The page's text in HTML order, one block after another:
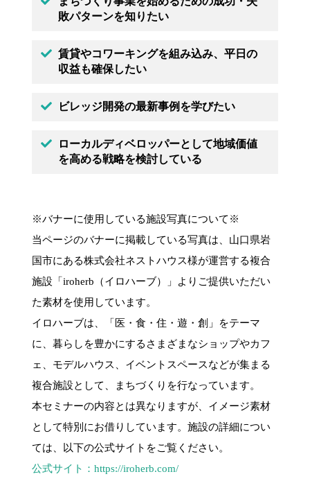
敗パターンを知りたい
賃貸やコワーキングを組み込み、平日の
収益も確保したい
ビレッジ開発の最新事例を学びたい
ローカルディベロッパーとして地域価値
を高める戦略を検討している
※バナーに使用している施設写真について※
当ページのバナーに掲載している写真は、山口県岩
国市にある株式会社ネストハウス様が運営する複合
施設「iroherb（イロハーブ）」よりご提供いただい
た素材を使用しています。
イロハーブは、「医・食・住・遊・創」をテーマ
に、暮らしを豊かにするさまざまなショップやカフ
ェ、モデルハウス、イベントスペースなどが集まる
複合施設として、まちづくりを行なっています。
本セミナーの内容とは異なりますが、イメージ素材
として特別にお借りしています。施設の詳細につい
ては、以下の公式サイトをご覧ください。
公式サイト：https://iroherb.com/